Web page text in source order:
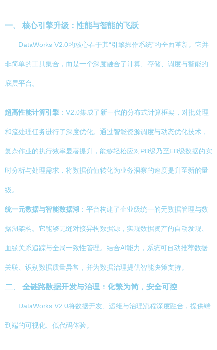
一、 核心引擎升级：性能与智能的飞跃
DataWorks V2.0的核心在于其“引擎操作系统”的全面革新。它并
非简单的工具集合，而是一个深度融合了计算、存储、调度与智能的
底层平台。
超高性能计算引擎 ：V2.0集成了新一代的分布式计算框架，对批处理
和流处理任务进行了深度优化。通过智能资源调度与动态优化技术，
复杂作业的执行效率显著提升，能够轻松应对PB级乃至EB级数据的实
时分析与处理需求，将数据价值转化为业务洞察的速度提升至新的量
级。
统一元数据与智能数据湖 ：平台构建了企业级统一的元数据管理与数
据湖架构。它能够无缝对接异构数据源，实现数据资产的自动发现、
血缘关系追踪与全局一致性管理。结合AI能力，系统可自动推荐数据
关联、识别数据质量异常，并为数据治理提供智能决策支持。
二、 全链路数据开发与治理：化繁为简，安全可控
DataWorks V2.0将数据开发、运维与治理流程深度融合，提供端
到端的可视化、低代码体验。